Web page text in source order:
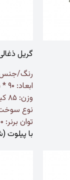
گریل ذغالی
رنگ/
ابعاد: ۹۰ * ۶۷.۵ * ۳۵ سانتی متر
وزن: ۸۵ کیلوگرم
نوع
توان برنر: ۸۴۰۰۰
با